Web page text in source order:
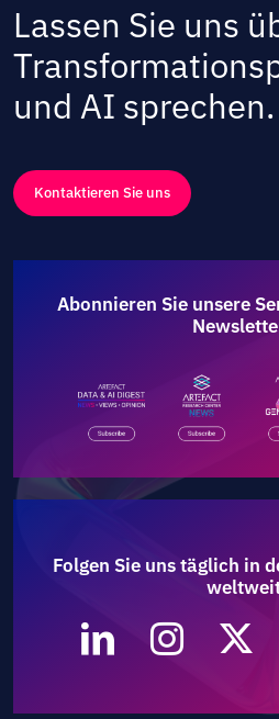
Lassen Sie uns
und AI sprechen.
Kontaktieren Sie uns
Abonnieren Sie unsere
Folgen Sie uns täglich in